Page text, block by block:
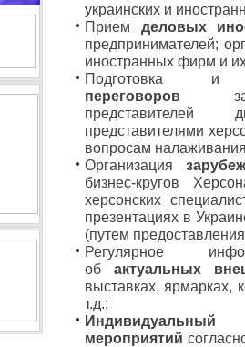
украинских и
Прием деловых
предпринимателей;
иностранных фирм и
Подготовка
переговоров
представителей
представителями
вопросам
Организация
бизнес-кругов
херсонских
презентациях в
(путем
Регулярное
об актуальных
выставках, ярмарках,
т.д.;
мероприятий